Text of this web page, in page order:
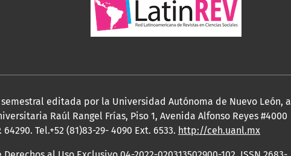
editada por la Universidad Autónoma de Nuevo León, a
Raúl Rangel Frías, Piso 1, Avenida Alfonso Reyes #4000
Tel.+52 (81)83-29- 4090 Ext. 6533. http://ceh.uanl.mx